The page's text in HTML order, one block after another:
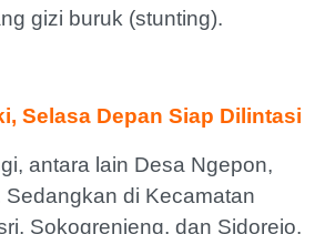
gizi buruk (stunting).
Selasa Depan Siap Dilintasi
antara lain Desa Ngepon,
di Kecamatan
Sokogrenjeng, dan Sidorejo.